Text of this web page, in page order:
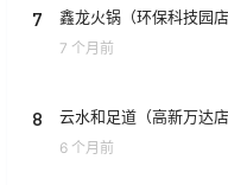
7 鑫龙火锅（环保科技园店
7 个月前
8 云水和足道（高新万达店
6 个月前